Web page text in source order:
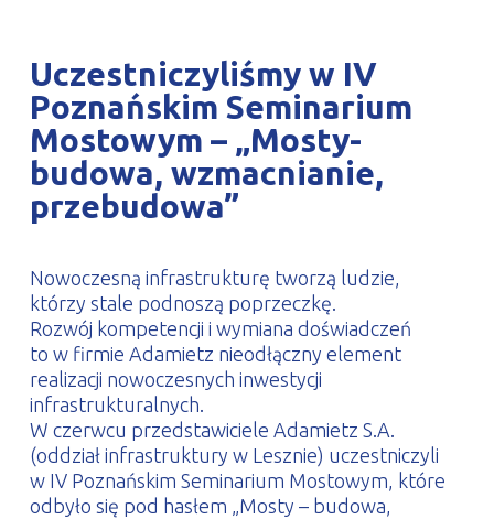
Uczestniczyliśmy w IV
Poznańskim Seminarium
Mostowym – „Mosty-
budowa, wzmacnianie,
przebudowa”
Nowoczesną infrastrukturę tworzą ludzie,
którzy stale podnoszą poprzeczkę.
Rozwój kompetencji i wymiana doświadczeń
to w firmie Adamietz nieodłączny element
realizacji nowoczesnych inwestycji
infrastrukturalnych.
W czerwcu przedstawiciele Adamietz S.A.
(oddział infrastruktury w Lesznie) uczestniczyli
w IV Poznańskim Seminarium Mostowym, które
odbyło się pod hasłem „Mosty – budowa,